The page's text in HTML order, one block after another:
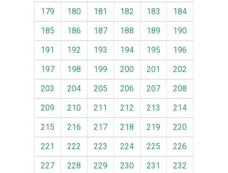
179
180 181 182 183
184
185
186 187 188 189
190
191
192 193 194 195
196
197
198 199 200 201
202
203
204 205 206 207
208
209
210 211 212 213
214
215
216 217 218 219
220
221
222 223 224 225
226
227
228 229 230 231
232